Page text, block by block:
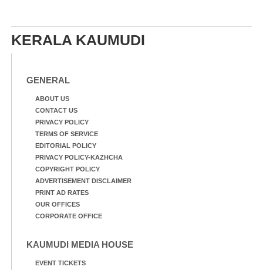
KERALA KAUMUDI
GENERAL
ABOUT US
CONTACT US
PRIVACY POLICY
TERMS OF SERVICE
EDITORIAL POLICY
PRIVACY POLICY-KAZHCHA
COPYRIGHT POLICY
ADVERTISEMENT DISCLAIMER
PRINT AD RATES
OUR OFFICES
CORPORATE OFFICE
KAUMUDI MEDIA HOUSE
EVENT TICKETS